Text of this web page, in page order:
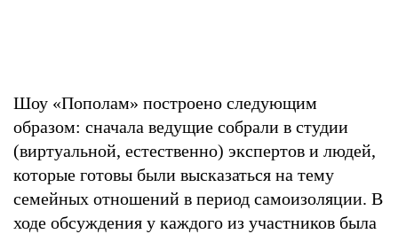
Шоу «Пополам» построено следующим
образом: сначала ведущие собрали в студии
(виртуальной, естественно) экспертов и людей,
которые готовы были высказаться на тему
семейных отношений в период самоизоляции. В
ходе обсуждения у каждого из участников была